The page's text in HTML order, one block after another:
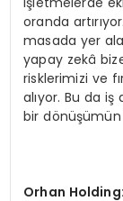
oranda
masada yer
yapay zekâ
risklerimizi ve
alıyor. Bu da
bir dönüşümün
Orhan Holding: